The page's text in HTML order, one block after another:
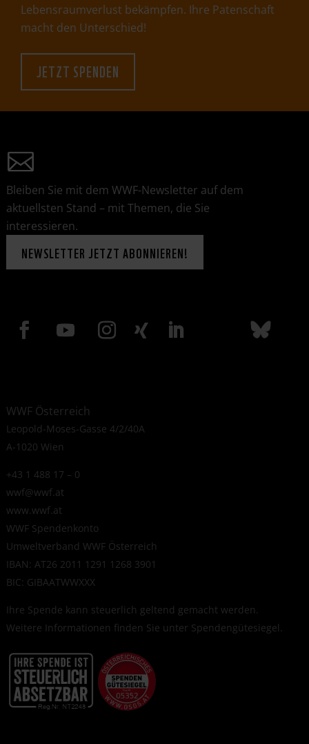
Lebensraumverlust bekämpfen. Ihre Patenschaft
macht den Unterschied!
JETZT SPENDEN
Bleiben Sie mit dem WWF-Newsletter auf dem
aktuellsten Stand – mit Themen, die Sie
interessieren.
NEWSLETTER JETZT ABONNIEREN!
WWF Österreich
Leopold-Moses-Gasse 4/2/40A
A-1020 Wien
+43 1 488 17 – 0
wwf@wwf.at
www.wwf.at
WWF Spendenkonto
Umweltverband WWF Österreich
IBAN: AT26 2011 1291 1268 3901
BIC: GIBAATWWXXX
Ihre Spende kann steuerlich geltend gemacht werden.
Weitere Informationen finden Sie unter Spendengütesiegel